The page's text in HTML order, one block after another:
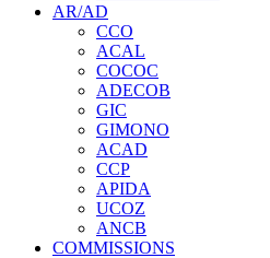
AR/AD
CCO
ACAL
COCOC
ADECOB
GIC
GIMONO
ACAD
CCP
APIDA
UCOZ
ANCB
COMMISSIONS